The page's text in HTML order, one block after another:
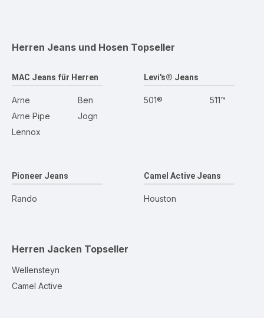
Herren Jeans und Hosen Topseller
MAC Jeans für Herren
Arne
Arne Pipe
Lennox
Ben
Jogn
Levi's® Jeans
501® 511™
Pioneer Jeans
Rando
Camel Active Jeans
Houston
Herren Jacken Topseller
Wellensteyn
Camel Active